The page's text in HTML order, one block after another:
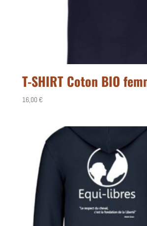
T-SHIRT Coton BIO
16,00€